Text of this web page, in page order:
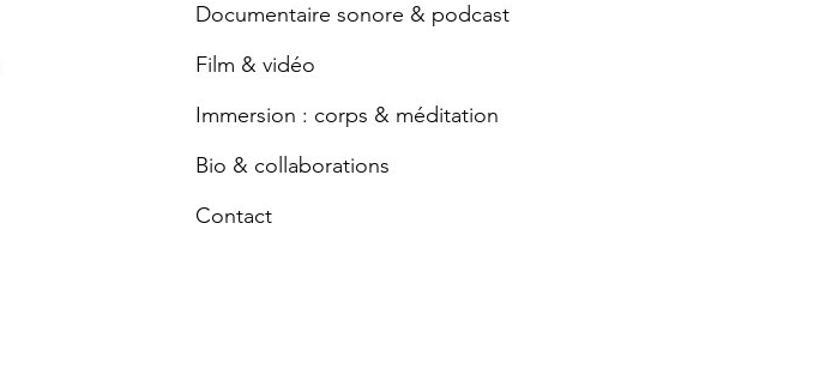
Documentaire sonore & podcast
Film & vidéo
Immersion : corps & méditation
Bio & collaborations
Contact